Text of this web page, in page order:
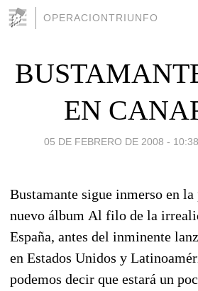
OPERACIONTRIUNFO
EN
05 DE FEBRERO DE 2008 - 10:38
Bustamante sigue inmerso en
nuevo álbum Al filo de la
España, antes del inminente
en Estados Unidos y
podemos decir que estará un